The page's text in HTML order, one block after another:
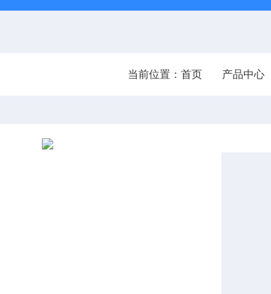
当前位置：首页 产品中心